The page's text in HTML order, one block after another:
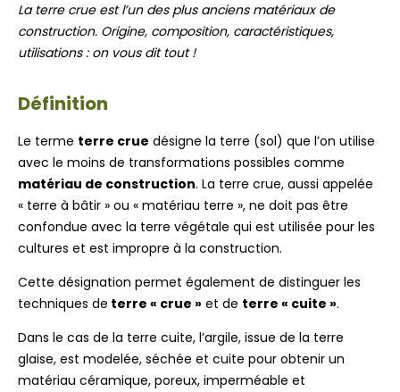
La terre crue est l’un des plus anciens matériaux de
construction. Origine, composition, caractéristiques,
utilisations : on vous dit tout !
Définition
Le terme terre crue désigne la terre (sol) que l’on utilise
avec le moins de transformations possibles comme
matériau de construction. La terre crue, aussi appelée
« terre à bâtir » ou « matériau terre », ne doit pas être
confondue avec la terre végétale qui est utilisée pour les
cultures et est impropre à la construction.
Cette désignation permet également de distinguer les
techniques de terre « crue » et de terre « cuite ».
Dans le cas de la terre cuite, l’argile, issue de la terre
glaise, est modelée, séchée et cuite pour obtenir un
matériau céramique, poreux, imperméable et